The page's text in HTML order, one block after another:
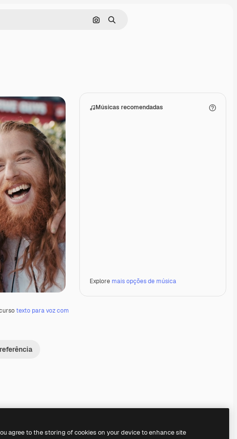
Pesquisar por imagem
Buscar
texto para voz com
Músicas recomendadas
Explore mais opções de música
Premium
Premium Premium
Premium
agree to the storing of cookies on your device to enhance site